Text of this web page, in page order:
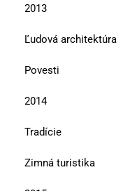
2013
Ľudová architektúra
Povesti
2014
Tradície
Zimná turistika